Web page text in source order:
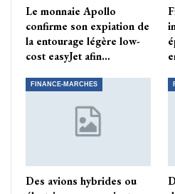
Le monnaie Apollo
confirme son expiation de
la entourage légère low-
cost easyJet afin…
FINANCE-MARCHES
Des avions hybrides ou